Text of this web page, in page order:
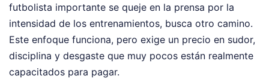
futbolista importante se queje en la prensa por la
intensidad de los entrenamientos, busca otro camino.
Este enfoque funciona, pero exige un precio en sudor,
disciplina y desgaste que muy pocos están realmente
capacitados para pagar.